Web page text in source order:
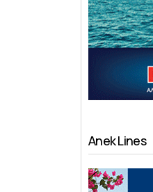
Anek Lines